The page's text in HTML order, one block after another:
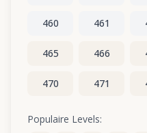
460 461
465 466
470 471
475 476
Populaire Levels: